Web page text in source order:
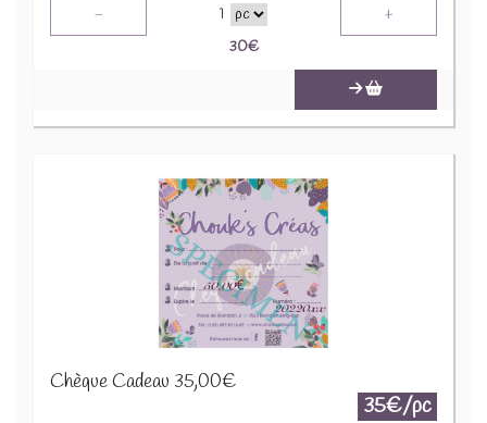
- 1 +
30€
Chèque Cadeau 35,00€
35€/pc